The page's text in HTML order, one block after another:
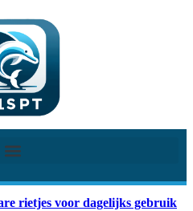
rietjes voor dagelijks gebruik